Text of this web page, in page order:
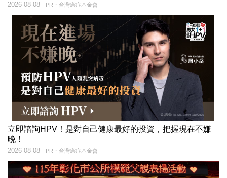
PR・台灣癌症基金會
2026-08-08
立即諮詢HPV！是對自己健康最好的投資，把握現在不嫌
晚！
PR・台灣癌症基金會
2026-08-08